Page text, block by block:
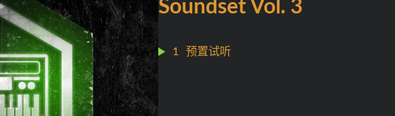
Soundset Vol. 3
1 预置试听